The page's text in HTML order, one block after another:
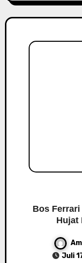
Bos
Hujat
Juli